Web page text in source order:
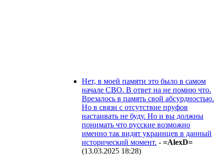
Нет, в моей памяти это было в самом
начале СВО. В ответ на не помню что.
Врезалось в память свой абсурдностью.
Но в связи с отсутствие пруфов
настаивать не буду. Но и вы должны
понимать что русские возможно
именно так видят украинцев в данный
исторический момент. - =AlexD=
(13.03.2025 18:28)